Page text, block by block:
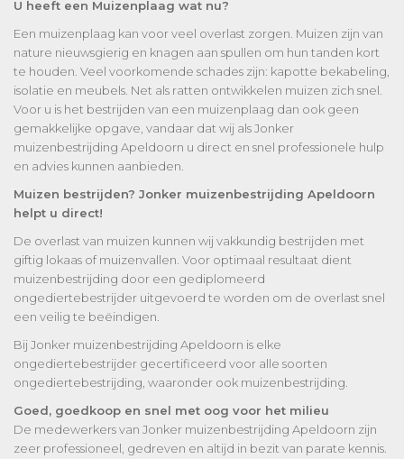
U heeft een Muizenplaag wat nu?
Een muizenplaag kan voor veel overlast zorgen. Muizen zijn van
nature nieuwsgierig en knagen aan spullen om hun tanden kort
te houden. Veel voorkomende schades zijn: kapotte bekabeling,
isolatie en meubels. Net als ratten ontwikkelen muizen zich snel.
Voor u is het bestrijden van een muizenplaag dan ook geen
gemakkelijke opgave, vandaar dat wij als Jonker
muizenbestrijding Apeldoorn u direct en snel professionele hulp
en advies kunnen aanbieden.
Muizen bestrijden? Jonker muizenbestrijding Apeldoorn
helpt u direct!
De overlast van muizen kunnen wij vakkundig bestrijden met
giftig lokaas of muizenvallen. Voor optimaal resultaat dient
muizenbestrijding door een gediplomeerd
ongediertebestrijder uitgevoerd te worden om de overlast snel
een veilig te beëindigen.
Bij Jonker muizenbestrijding Apeldoorn is elke
ongediertebestrijder gecertificeerd voor alle soorten
ongediertebestrijding, waaronder ook muizenbestrijding.
Goed, goedkoop en snel met oog voor het milieu
De medewerkers van Jonker muizenbestrijding Apeldoorn zijn
zeer professioneel, gedreven en altijd in bezit van parate kennis.